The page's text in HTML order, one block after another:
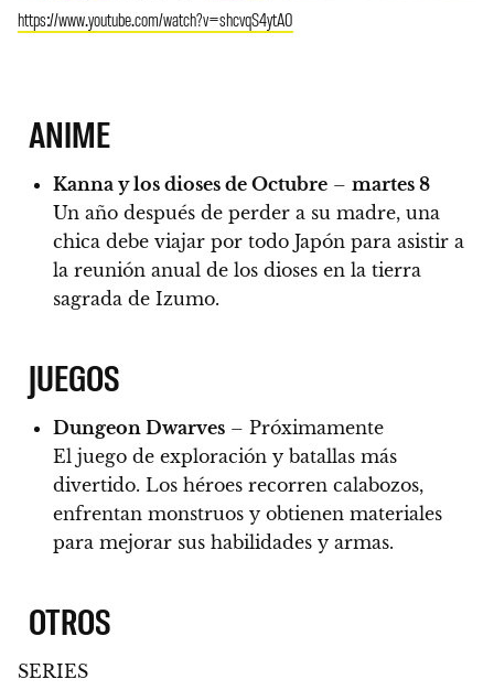
https://www.youtube.com/watch?v=shcvqS4ytA0
ANIME
Kanna y los dioses de Octubre – martes 8
Un año después de perder a su madre, una
chica debe viajar por todo Japón para asistir a
la reunión anual de los dioses en la tierra
sagrada de Izumo.
JUEGOS
Dungeon Dwarves – Próximamente
El juego de exploración y batallas más
divertido. Los héroes recorren calabozos,
enfrentan monstruos y obtienen materiales
para mejorar sus habilidades y armas.
OTROS
SERIES